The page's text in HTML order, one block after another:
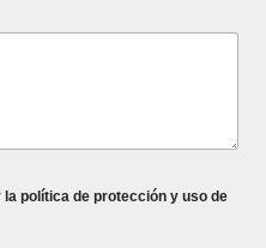
política de protección y uso de